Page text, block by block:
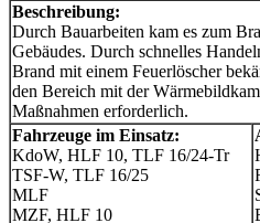
Beschreibung:
Durch Bauarbeiten kam es zum
Gebäudes. Durch schnelles
Brand mit einem Feuerlöscher
den Bereich mit der
Maßnahmen erforderlich.
Fahrzeuge im Einsatz:
KdoW, HLF 10, TLF 16/24-Tr
TSF-W, TLF 16/25
MLF
MZF, HLF 10